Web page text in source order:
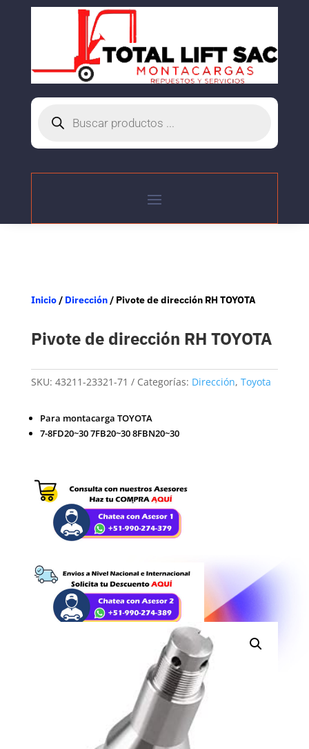
productos
Inicio/ Dirección/ Pivote de dirección RH TOYOTA
Pivote de dirección RH TOYOTA
SKU: 43211-23321-71 Categorías: Dirección, Toyota
Para montacarga TOYOTA
7-8FD20~30 7FB20~30 8FBN20~30